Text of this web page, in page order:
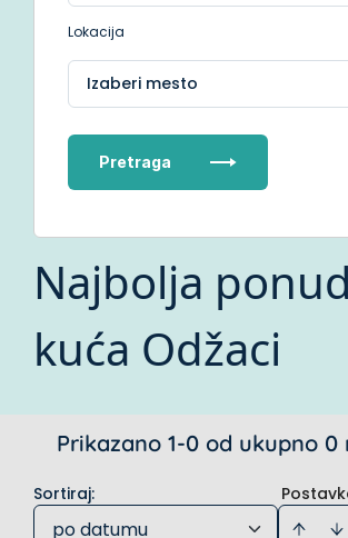
Lokacija
Izaberi mesto
Pretraga
Najbolja
kuća Odžaci
Prikazano 1-0 od ukupno
Sortiraj:
po datumu